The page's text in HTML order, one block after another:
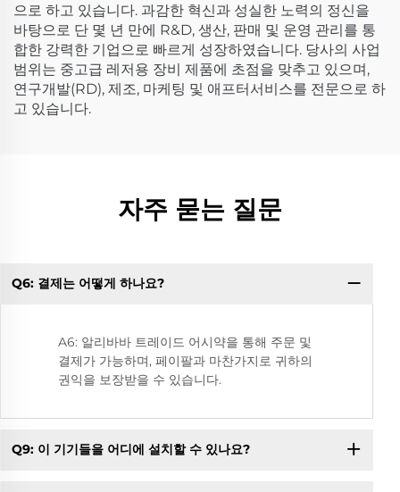
으로 하고 있습니다. 과감한 혁신과 성실한 노력의 정신을
바탕으로 단 몇 년 만에 R&D, 생산, 판매 및 운영 관리를 통
합한 강력한 기업으로 빠르게 성장하였습니다. 당사의 사업
범위는 중고급 레저용 장비 제품에 초점을 맞추고 있으며,
연구개발(RD), 제조, 마케팅 및 애프터서비스를 전문으로 하
고 있습니다.
자주 묻는 질문
Q6: 결제는 어떻게 하나요?
A6: 알리바바 트레이드 어시약을 통해 주문 및
결제가 가능하며, 페이팔과 마찬가지로 귀하의
권익을 보장받을 수 있습니다.
Q9: 이 기기들을 어디에 설치할 수 있나요?